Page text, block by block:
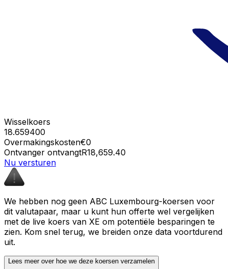
Wisselkoers
18.659400
Overmakingskosten€0
Ontvanger ontvangtR18,659.40
Nu versturen
We hebben nog geen ABC Luxembourg-koersen voor
dit valutapaar, maar u kunt hun offerte wel vergelijken
met de live koers van XE om potentiële besparingen te
zien. Kom snel terug, we breiden onze data voortdurend
uit.
Lees meer over hoe we deze koersen verzamelen